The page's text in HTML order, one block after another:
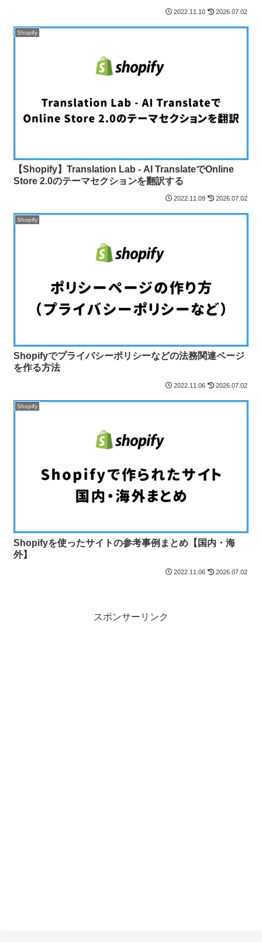
2022.11.10 2026.07.02
Shopify
【Shopify】Translation Lab ‑ AI TranslateでOnline
Store 2.0のテーマセクションを翻訳する
2022.11.09 2026.07.02
Shopify
Shopifyでプライバシーポリシーなどの法務関連ページ
を作る方法
2022.11.06 2026.07.02
Shopify
Shopifyを使ったサイトの参考事例まとめ【国内・海
外】
2022.11.06 2026.07.02
スポンサーリンク